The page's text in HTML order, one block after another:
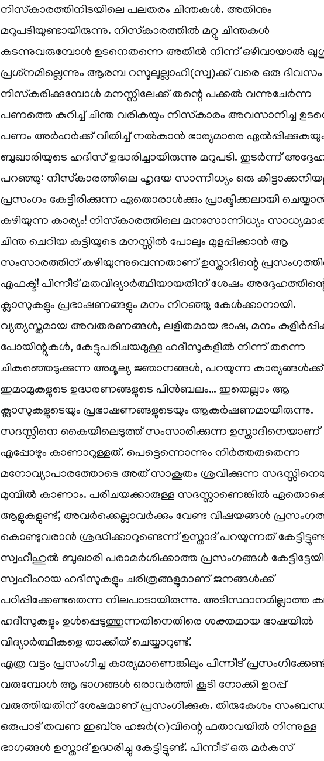
നിസ്‌കാരത്തിനിടയിലെ പലതരം ചിന്തകൾ. അതിനും
മറുപടിയുണ്ടായിരുന്നു. നിസ്‌കാരത്തിൽ മറ്റു ചിന്തകൾ
കടന്നുവരുമ്പോൾ ഉടനെതന്നെ അതിൽ നിന്ന് ഒഴിവായാൽ
പ്രശ്‌നമില്ലെന്നും ആരമ്പ റസൂലുല്ലാഹി(സ്വ)ക്ക് വരെ ഒരു ദിവസം
നിസ്‌കരിക്കുമ്പോൾ മനസ്സിലേക്ക് തന്റെ പക്കൽ വന്നുചേർന്ന
പണത്തെ കുറിച്ച് ചിന്ത വരികയും നിസ്‌കാരം അവസാനിച്ച
പണം അർഹർക്ക് വീതിച്ച് നൽകാൻ ഭാര്യമാരെ ഏൽപ്പിക്കുകയും
ബുഖാരിയുടെ ഹദീസ് ഉദ്ധരിച്ചായിരുന്നു മറുപടി. തുടർന്ന്
പറഞ്ഞു: നിസ്‌കാരത്തിലെ ഹൃദയ സാന്നിധ്യം ഒരു
പ്രസംഗം കേട്ടിരിക്കുന്ന ഏതൊരാൾക്കും പ്രാക്ടിക്കലായി
കഴിയുന്ന കാര്യം! നിസ്‌കാരത്തിലെ മനഃസാന്നിധ്യം
ചിന്ത ചെറിയ കുട്ടിയുടെ മനസ്സിൽ പോലും മുളപ്പിക്കാൻ ആ
സംസാരത്തിന് കഴിയുന്നുവെന്നതാണ് ഉസ്താദിന്റെ
എഫക്ട്! പിന്നീട് മതവിദ്യാർത്ഥിയായതിന് ശേഷം
ക്ലാസുകളും പ്രഭാഷണങ്ങളും മനം നിറഞ്ഞു കേൾക്കാനായി.
വ്യത്യസ്തമായ അവതരണങ്ങൾ, ലളിതമായ ഭാഷ, മനം
പോയിന്റുകൾ, കേട്ടുപരിചയമുള്ള ഹദീസുകളിൽ നിന്ന് തന്നെ
ചികഞ്ഞെടുക്കുന്ന അമൂല്യ ജ്ഞാനങ്ങൾ, പറയുന്ന കാര്യങ്ങൾക്ക്
ഇമാമുകളുടെ ഉദ്ധരണങ്ങളുടെ പിൻബലം… ഇതെല്ലാം ആ
ക്ലാസുകളുടെയും പ്രഭാഷണങ്ങളുടെയും ആകർഷണമായിരുന്നു.
സദസ്സിനെ കൈയിലെടുത്ത് സംസാരിക്കുന്ന ഉസ്താദിനെയാണ്
എപ്പോഴും കാണാറുള്ളത്. പെട്ടെന്നൊന്നും നിർത്തരുതെന്ന
മനോവ്യാപാരത്തോടെ അത് സാകൂതം ശ്രവിക്കുന്ന
മുമ്പിൽ കാണാം. പരിചയക്കാരുള്ള സദസ്സാണെങ്കിൽ
ആളുകളുണ്ട്, അവർക്കെല്ലാവർക്കും വേണ്ട വിഷയങ്ങൾ
കൊണ്ടുവരാൻ ശ്രദ്ധിക്കാറുണ്ടെന്ന് ഉസ്താദ് പറയുന്നത്
സ്വഹീഹുൽ ബുഖാരി പരാമർശിക്കാത്ത പ്രസംഗങ്ങൾ
സ്വഹീഹായ ഹദീസുകളും ചരിത്രങ്ങളുമാണ് ജനങ്ങൾക്ക്
പഠിപ്പിക്കേണ്ടതെന്ന നിലപാടായിരുന്നു. അടിസ്ഥാനമില്ലാത്ത
ഹദീസുകളും ഉൾപ്പെടുത്തുന്നതിനെതിരെ ശക്തമായ ഭാഷയിൽ
വിദ്യാർത്ഥികളെ താക്കീത് ചെയ്യാറുണ്ട്.
എത്ര വട്ടം പ്രസംഗിച്ച കാര്യമാണെങ്കിലും പിന്നീട്
വരുമ്പോൾ ആ ഭാഗങ്ങൾ ഒരാവർത്തി കൂടി നോക്കി ഉറപ്പ്
വരുത്തിയതിന് ശേഷമാണ് പ്രസംഗിക്കുക. തിരുകേശം
ഒരുപാട് തവണ ഇബ്‌നു ഹജർ(റ)വിന്റെ ഫതാവയിൽ നിന്നുള്ള
ഭാഗങ്ങൾ ഉസ്താദ് ഉദ്ധരിച്ചു കേട്ടിട്ടുണ്ട്. പിന്നീട് ഒരു മർകസ്